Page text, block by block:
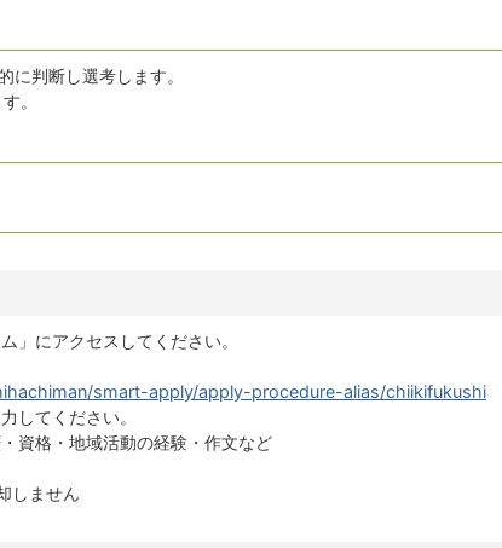
に判断し選考します。
。
」にアクセスしてください。
smart-apply/apply-procedure-alias/chiikifukushi
してください。
資格・地域活動の経験・作文など
しません